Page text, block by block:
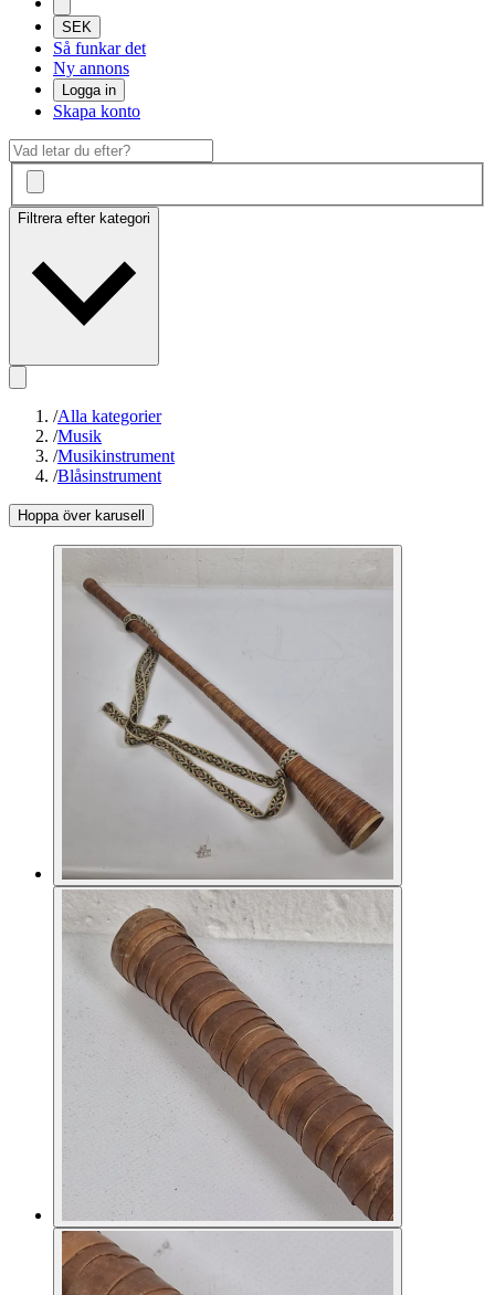
SEK
Så funkar det
Ny annons
Logga in
Skapa konto
Filtrera efter kategori
/Alla kategorier
/Musik
/Musikinstrument
/Blåsinstrument
Hoppa över karusell